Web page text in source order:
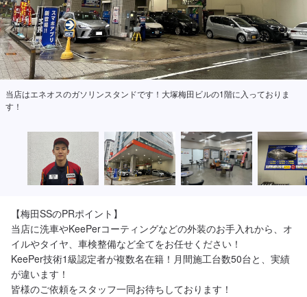
冷暖房完備、座ってお待ちいただける待合室をご用意しております！
【梅田SSのPRポイント】
当店に洗車やKeePerコーティングなどの外装のお手入れから、オ
イルやタイヤ、車検整備など全てをお任せください！
KeePer技術1級認定者が複数名在籍！月間施工台数50台と、実績
が違います！
皆様のご依頼をスタッフ一同お待ちしております！